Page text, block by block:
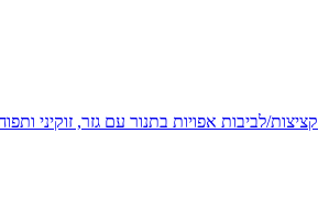
קציצות/לביבות אפויות בתנור עם גזר, זוקיני